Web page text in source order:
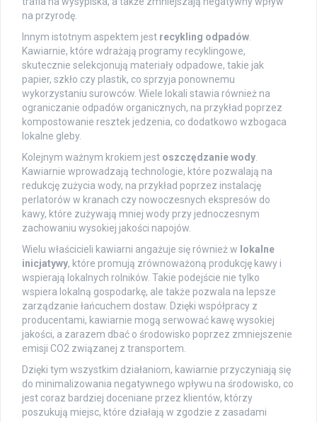
na przyrodę.
Innym istotnym aspektem jest recykling odpadów
Kawiarnie, które wdrażają programy recyklingowe,
skutecznie selekcjonują materiały odpadowe, takie jak
papier, szkło czy plastik, co sprzyja ponownemu
wykorzystaniu surowców. Wiele lokali stawia również na
ograniczanie odpadów organicznych, na przykład poprzez
kompostowanie resztek jedzenia, co dodatkowo wzbogaca
lokalne gleby.
Kolejnym ważnym krokiem jest oszczędzanie wody
Kawiarnie wprowadzają technologie, które pozwalają na
redukcję zużycia wody, na przykład poprzez instalację
perlatorów w kranach czy nowoczesnych ekspresów do
kawy, które zużywają mniej wody przy jednoczesnym
zachowaniu wysokiej jakości napojów.
Wielu właścicieli kawiarni angażuje się również w lokalne
inicjatywy, które promują zrównoważoną produkcję kawy i
wspierają lokalnych rolników. Takie podejście nie tylko
wspiera lokalną gospodarkę, ale także pozwala na lepsze
zarządzanie łańcuchem dostaw. Dzięki współpracy z
producentami, kawiarnie mogą serwować kawę wysokiej
jakości, a zarazem dbać o środowisko poprzez zmniejszenie
emisji CO2 związanej z transportem.
Dzięki tym wszystkim działaniom, kawiarnie przyczyniają się
do minimalizowania negatywnego wpływu na środowisko, co
jest coraz bardziej doceniane przez klientów, którzy
poszukują miejsc, które działają w zgodzie z zasadami